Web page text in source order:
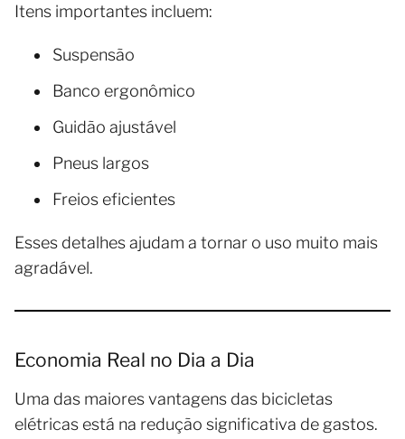
Itens importantes incluem:
Suspensão
Banco ergonômico
Guidão ajustável
Pneus largos
Freios eficientes
Esses detalhes ajudam a tornar o uso muito mais
agradável.
Economia Real no Dia a Dia
Uma das maiores vantagens das bicicletas
elétricas está na redução significativa de gastos.